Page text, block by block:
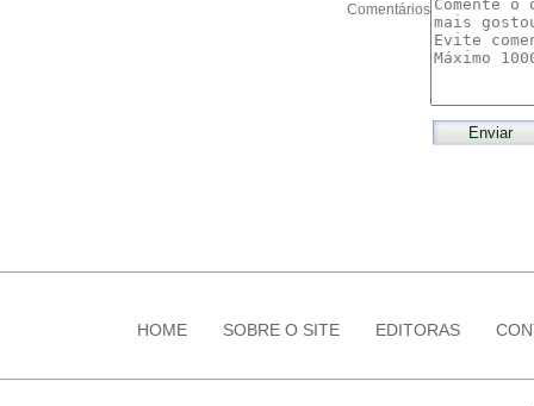
Comentários
HOME SOBRE O SITE EDITORAS